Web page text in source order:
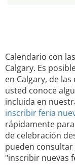
Calendario con
Calgary. Es
en Calgary, de
usted conoce
incluida en
inscribir feria
rápidamente
de celebración
pueden
"inscribir nuevas